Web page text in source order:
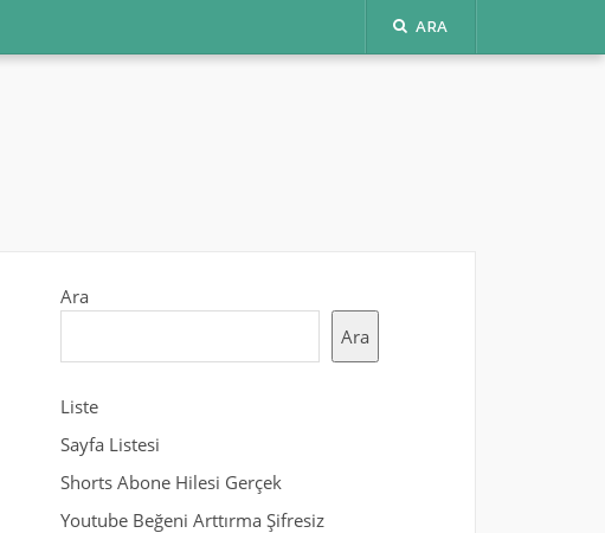
ARA
Ara
Ara
Liste
Sayfa Listesi
Shorts Abone Hilesi Gerçek
Youtube Beğeni Arttırma Şifresiz